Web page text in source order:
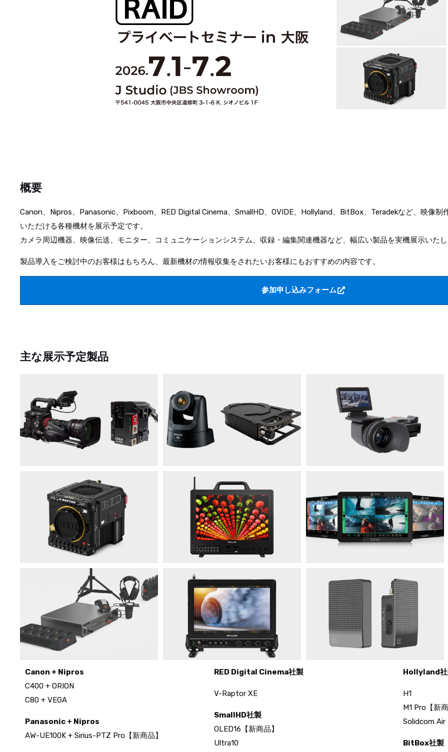
概要
Canon、Nipros、Panasonic、Pixboom、RED Digital Cinema、SmallHD、OVIDE、Hollyland、BitBox、Teradekなど、映像制
いただける各種機材を展示予定です。
カメラ周辺機器、映像伝送、モニター、コミュニケーションシステム、収録・編集関連機器など、幅広い製品を実機展示いた
製品導入をご検討中のお客様はもちろん、最新機材の情報収集をされたいお客様にもおすすめの内容です。
参加申し込みフォーム
主な展示予定製品
Canon + Nipros
C400 + ORION
C80 + VEGA
Panasonic + Nipros
AW-UE100K + Sirius-PTZ Pro【新商品】
RED Digital Cinema社製
V-Raptor XE
SmallHD社製
OLED16【新商品】
Ultra10
Hollyland
H1
M1 Pro【新
Solidcom Air
BitBox社製